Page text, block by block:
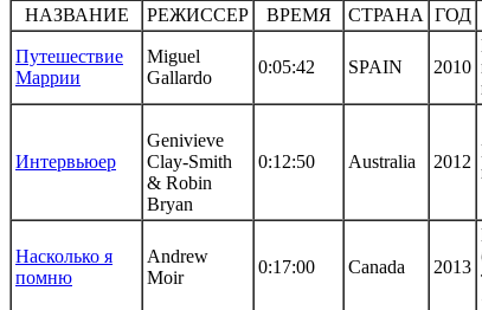
НАЗВАНИЕ РЕЖИССЕР ВРЕМЯ СТРАНА ГОД
Путешествие
Маррии
Miguel
Gallardo
0:05:42 SPAIN 2010
Интервьюер
Genivieve
Clay-Smith
& Robin
Bryan
0:12:50 Australia 2012
Насколько я
помню
Andrew
Moir
0:17:00 Canada 2013